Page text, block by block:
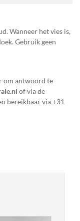
Wanneer het vies is,
Gebruik geen
om antwoord te
of via de
bereikbaar via+31